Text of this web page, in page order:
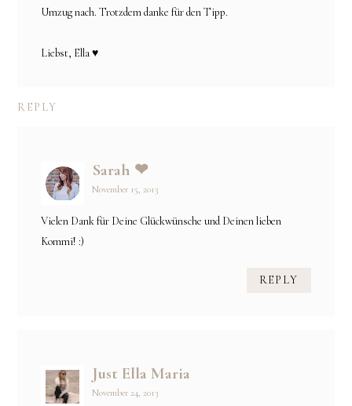
Umzug nach. Trotzdem danke für den Tipp.
Liebst, Ella ♥
REPLY
Sarah ❤
November 15, 2013
Vielen Dank für Deine Glückwünsche und Deinen lieben
Kommi! :)
REPLY
Just Ella Maria
November 24, 2013